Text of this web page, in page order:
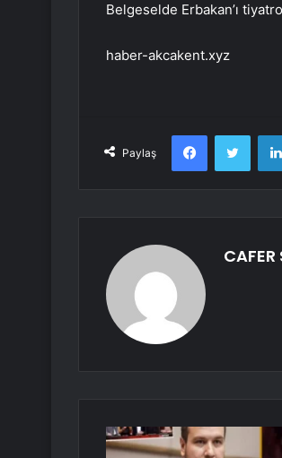
Belgeselde Erbakan’ı
haber-akcakent.xyz
Paylaş
Facebook
CAFER